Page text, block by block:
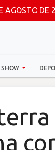
AGOSTO DE
SHOW